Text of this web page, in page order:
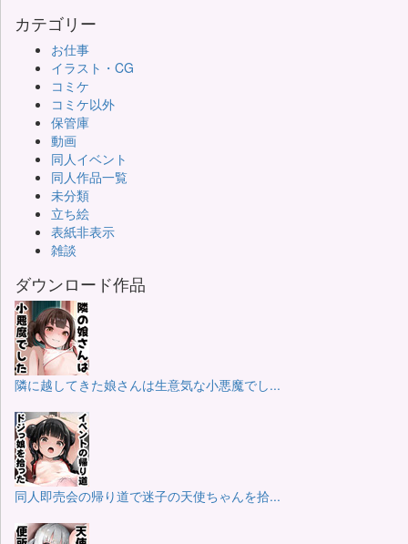
カテゴリー
お仕事
イラスト・CG
コミケ
コミケ以外
保管庫
動画
同人イベント
同人作品一覧
未分類
立ち絵
表紙非表示
雑談
ダウンロード作品
隣に越してきた娘さんは生意気な小悪魔でし...
同人即売会の帰り道で迷子の天使ちゃんを拾...